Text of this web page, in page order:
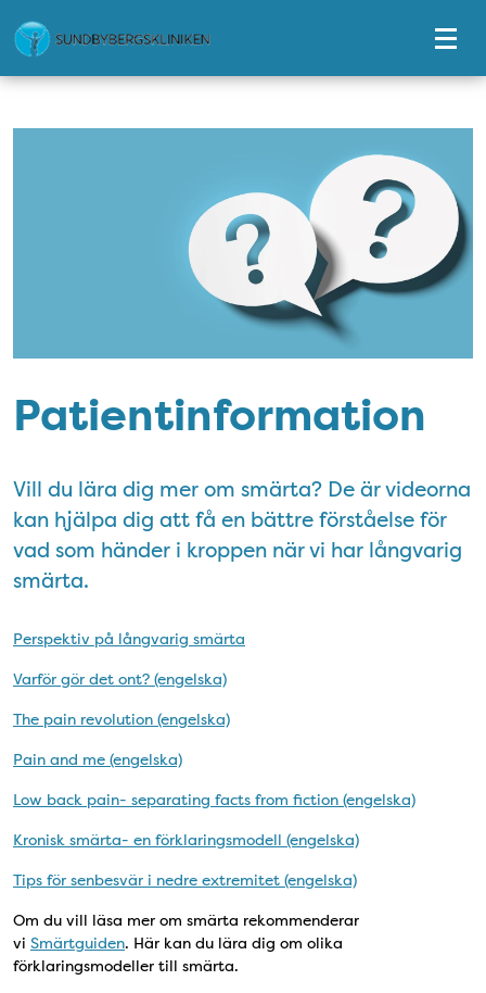
Tillgänglighetsmeny
Patientinformation
Vill du lära dig mer om smärta? De är videorna
kan hjälpa dig att få en bättre förståelse för
vad som händer i kroppen när vi har långvarig
smärta.
Perspektiv på långvarig smärta
Varför gör det ont? (engelska)
The pain revolution (engelska)
Pain and me (engelska)
Low back pain- separating facts from fiction (engelska)
Kronisk smärta- en förklaringsmodell (engelska)
Tips för senbesvär i nedre extremitet (engelska)
Om du vill läsa mer om smärta rekommenderar
vi Smärtguiden. Här kan du lära dig om olika
förklaringsmodeller till smärta.